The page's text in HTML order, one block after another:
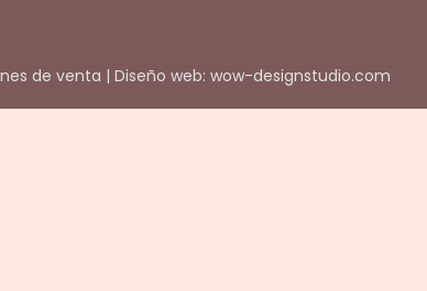
de venta | Diseño web: wow-designstudio.com